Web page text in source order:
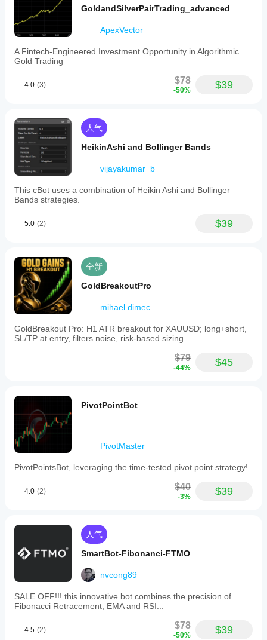
GoldandSilverPairTrading_advanced
ApexVector
A Fintech-Engineered Investment Opportunity in Algorithmic
Gold Trading
4.0 (3) $78
-50% $39
人气
HeikinAshi and Bollinger Bands
vijayakumar_b
This cBot uses a combination of Heikin Ashi and Bollinger
Bands strategies.
5.0 (2) $39
全新
GoldBreakoutPro
mihael.dimec
GoldBreakout Pro: H1 ATR breakout for XAUUSD; long+short,
SL/TP at entry, filters noise, risk-based sizing.
$79
-44% $45
PivotPointBot
PivotMaster
PivotPointsBot, leveraging the time-tested pivot point strategy!
4.0 (2) $40
-3% $39
人气
SmartBot-Fibonanci-FTMO
nvcong89
SALE OFF!!! this innovative bot combines the precision of
Fibonacci Retracement, EMA and RSI...
4.5 (2) $78
-50% $39